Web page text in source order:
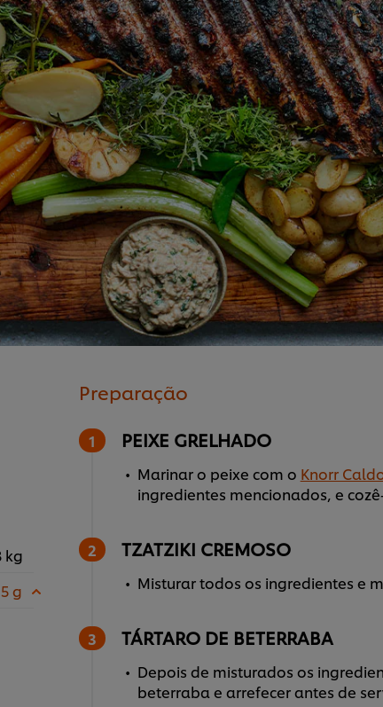
kg
5 g
Preparação
PEIXE GRELHADO
Marinar o peixe com o Knorr
ingredientes mencionados, e
TZATZIKI CREMOSO
Misturar todos os ingredientes e
TÁRTARO DE BETERRABA
Depois de misturados os
beterraba e arrefecer antes de